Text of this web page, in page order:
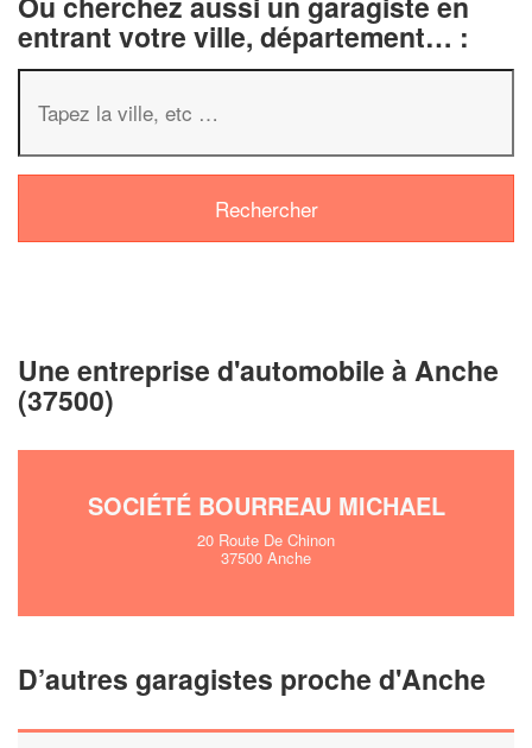
entrant votre ville, département… :
Une entreprise d'automobile à Anche
(37500)
SOCIÉTÉ BOURREAU MICHAEL
20 Route De Chinon
37500 Anche
D’autres garagistes proche d'Anche
✕
Vous êtes un
professionnel ?